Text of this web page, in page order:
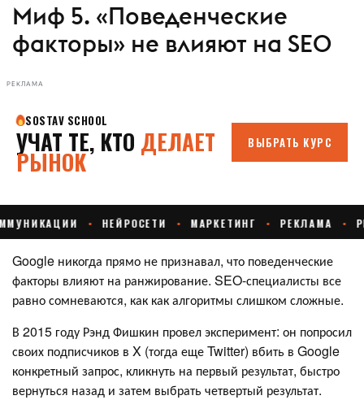
Миф 5. «Поведенческие
факторы» не влияют на SEO
РЕКЛАМА
Google никогда прямо не признавал, что поведенческие
факторы влияют на ранжирование. SEO-специалисты все
равно сомневаются, как как алгоритмы слишком сложные.
В 2015 году Рэнд Фишкин провел эксперимент: он попросил
своих подписчиков в X (тогда еще Twitter) вбить в Google
конкретный запрос, кликнуть на первый результат, быстро
вернуться назад и затем выбрать четвертый результат.